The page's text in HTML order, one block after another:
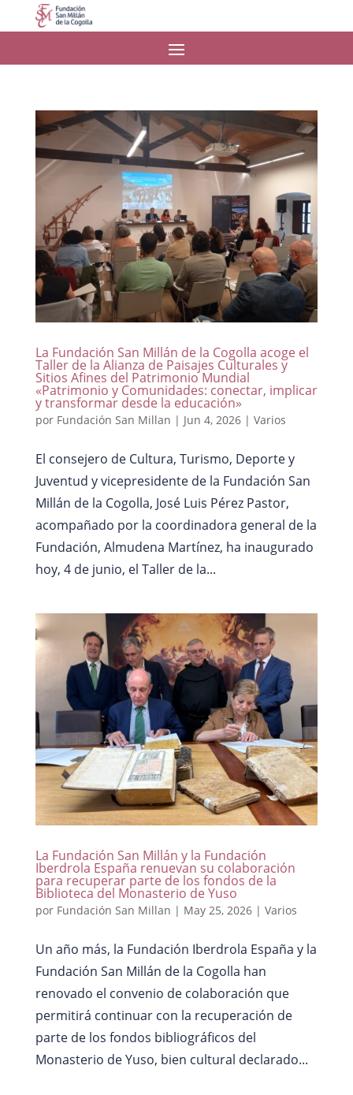
La Fundación San Millán de la Cogolla acoge el
Taller de la Alianza de Paisajes Culturales y
Sitios Afines del Patrimonio Mundial
«Patrimonio y Comunidades: conectar, implicar
y transformar desde la educación»
por Fundación San Millan | Jun 4, 2026| Varios
El consejero de Cultura, Turismo, Deporte y
Juventud y vicepresidente de la Fundación San
Millán de la Cogolla, José Luis Pérez Pastor,
acompañado por la coordinadora general de la
Fundación, Almudena Martínez, ha inaugurado
hoy, 4 de junio, el Taller de la...
La Fundación San Millán y la Fundación
Iberdrola España renuevan su colaboración
para recuperar parte de los fondos de la
Biblioteca del Monasterio de Yuso
por Fundación San Millan | May 25, 2026| Varios
Un año más, la Fundación Iberdrola España y la
Fundación San Millán de la Cogolla han
renovado el convenio de colaboración que
permitirá continuar con la recuperación de
parte de los fondos bibliográficos del
Monasterio de Yuso, bien cultural declarado...